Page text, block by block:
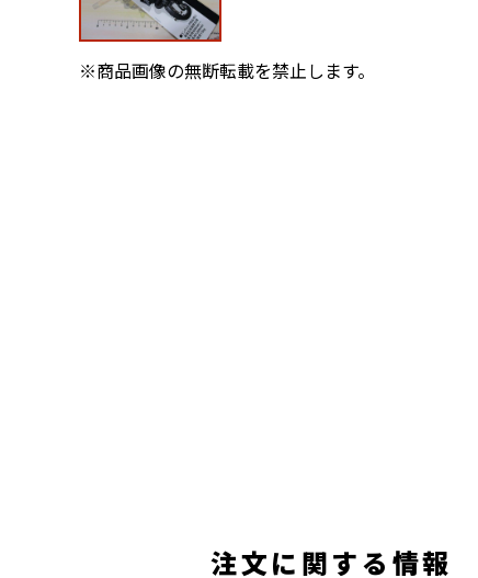
※商品画像の無断転載を禁止します。
注文に関する情報